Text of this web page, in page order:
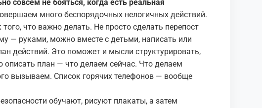
совсем не бояться, когда есть реальная
много беспорядочных нелогичных действий.
что важно делать. Не просто сделать перепост
— руками, можно вместе с детьми, написать или
действий. Это поможет и мысли структурировать,
описать план — что делаем сейчас. Что делаем
вызываем. Список горячих телефонов — вообще
обучают, рисуют плакаты, а затем